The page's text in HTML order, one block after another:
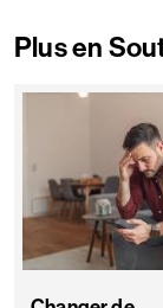
Plus en